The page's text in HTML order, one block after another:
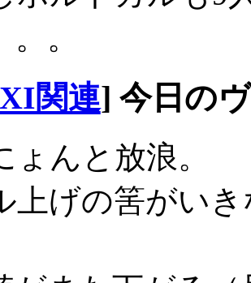
。
関連] 今日の
ょんと放浪。
上げの筈がい